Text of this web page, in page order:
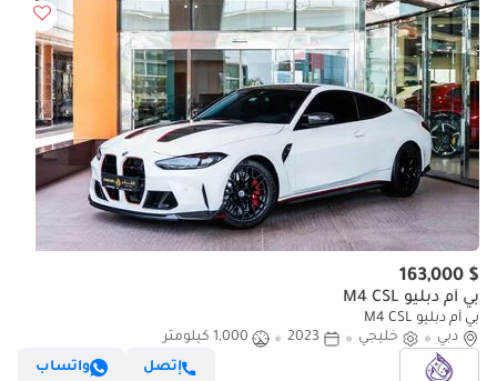
$ 163,000
بي أم دبليو M4 CSL
بي أم دبليو M4 CSL
دبي
خليجي 2023
1,000 كيلومتر
إتصل
واتساب